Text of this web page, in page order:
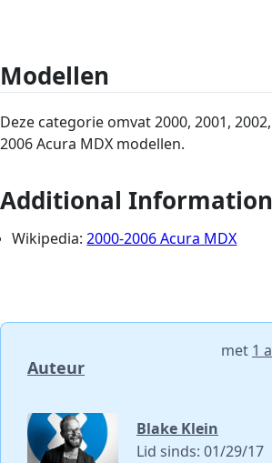
Modellen
Deze categorie omvat 2000, 2001,
2006 Acura MDX modellen.
Additional Information
Wikipedia:2000-2006 Acura MDX
Auteur
met 1
Blake Klein
Lid sinds: 01/29/17